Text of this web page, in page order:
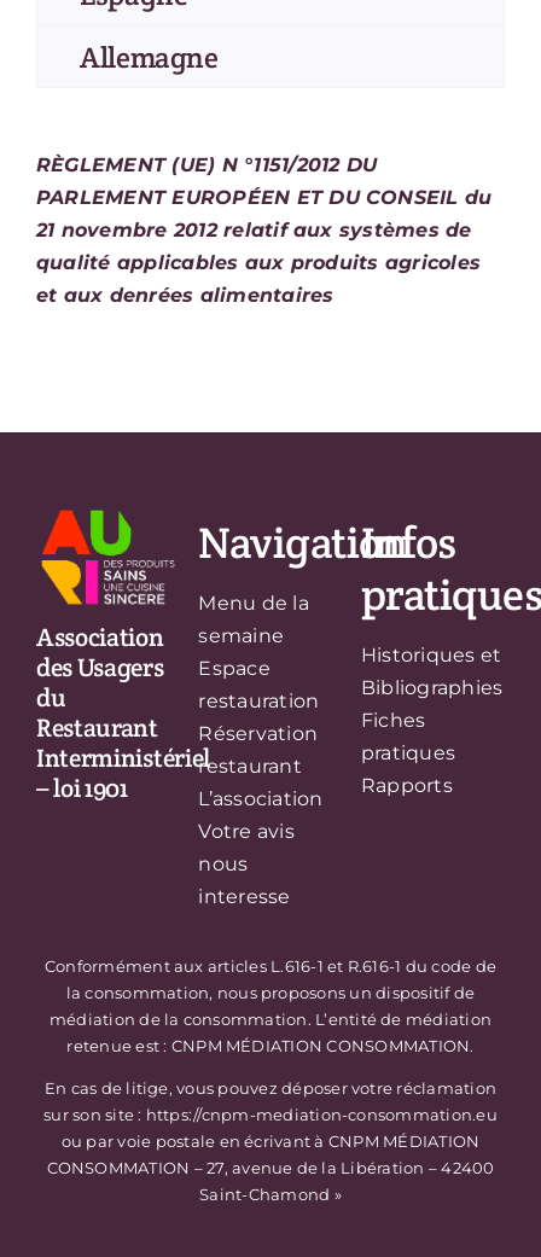
Allemagne
RÈGLEMENT (UE) N °1151/2012 DU
PARLEMENT EUROPÉEN ET DU CONSEIL du
21 novembre 2012 relatif aux systèmes de
qualité applicables aux produits agricoles
et aux denrées alimentaires
Association
des Usagers
du
Restaurant
Interministériel
– loi 1901
Navigation
Menu de la
semaine
Espace
restauration
Réservation
restaurant
L’association
Votre avis
nous
interesse
Infos
Historiques et
Bibliographies
Fiches
pratiques
Rapports
Conformément aux articles L.616-1 et R.616-1 du code de
la consommation, nous proposons un dispositif de
médiation de la consommation. L’entité de médiation
retenue est : CNPM MÉDIATION CONSOMMATION.
En cas de litige, vous pouvez déposer votre réclamation
sur son site : https://cnpm-mediation-consommation.eu
ou par voie postale en écrivant à CNPM MÉDIATION
CONSOMMATION – 27, avenue de la Libération – 42400
Saint-Chamond »